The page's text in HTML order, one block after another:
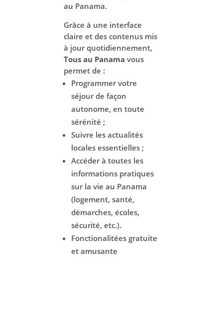
au Panama.
Grâce à une interface
claire et des contenus mis
à jour quotidiennement,
Tous au Panama vous
permet de :
Programmer votre
séjour de façon
autonome, en toute
sérénité ;
Suivre les actualités
locales essentielles ;
Accéder à toutes les
informations pratiques
sur la vie au Panama
(logement, santé,
démarches, écoles,
sécurité, etc.).
Fonctionalitées gratuite
et amusante